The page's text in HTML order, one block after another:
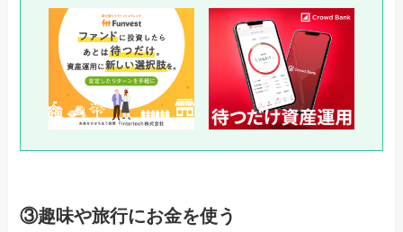
③趣味や旅行にお金を使う